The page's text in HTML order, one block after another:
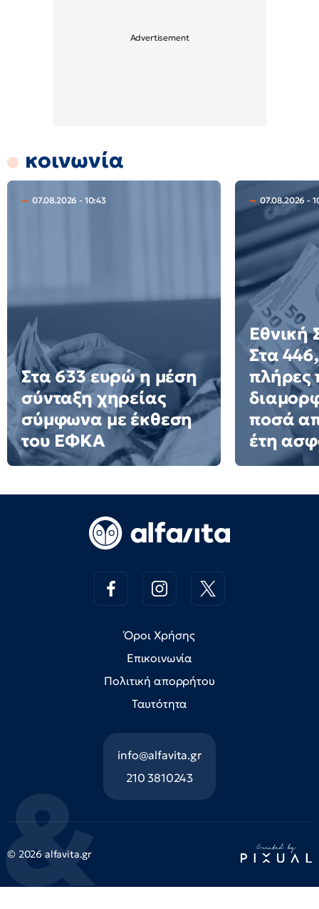
κοινωνία
07.08.2026 - 10:43
Στα 633 ευρώ η μέση
σύνταξη χηρείας
σύμφωνα με έκθεση
του ΕΦΚΑ
07.08.2026 -
Εθνική
Στα
πλήρες
ποσά
έτη
Όροι Χρήσης
Επικοινωνία
Πολιτική απορρήτου
Ταυτότητα
info@alfavita.gr
210 3810243
© 2026 alfavita.gr